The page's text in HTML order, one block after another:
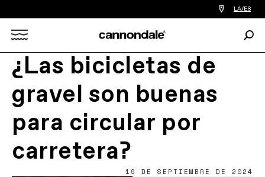
Encontrar
tiedas
bicicletas
de
LA/ES
¿Las bicicletas de
gravel son buenas
para circular por
carretera?
19 DE SEPTIEMBRE DE 2024